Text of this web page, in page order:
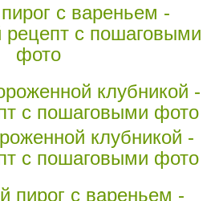
с вареньем -
рецепт с пошаговыми
фото
клубникой -
с пошаговыми фото